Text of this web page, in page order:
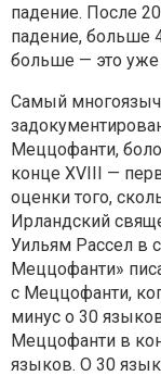
падение. После
падение, больше
больше — это уже
Самый
Меццофанти,
конце XVIII —
оценки того,
Ирландский
Уильям Рассел в
Меццофанти»
с Меццофанти,
минус о 30
Меццофанти в
языков. О 30